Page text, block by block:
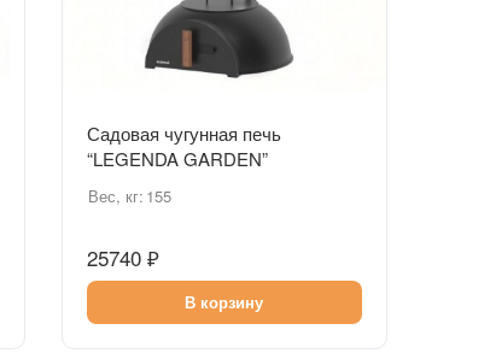
Садовая чугунная печь
“LEGENDA GARDEN”
Вес, кг: 155
25740 ₽
В корзину